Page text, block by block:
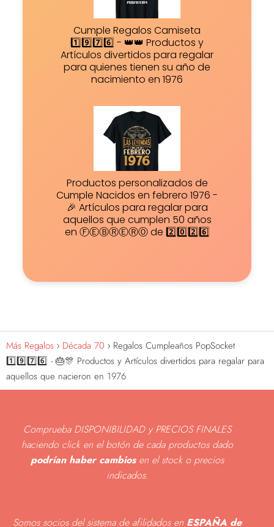
Cumple Regalos Camiseta
1️⃣9️⃣7️⃣6️⃣ - 👑👑 Productos y
Artículos divertidos para regalar
para quienes tienen su año de
nacimiento en 1976
Productos personalizados de
Cumple Nacidos en febrero 1976 -
🎉 Artículos para regalar para
aquellos que cumplen 50 años
en ⒻⒺⒷⓇⒺⓇⓄ de 2️⃣0️⃣2️⃣6️⃣
Más Regalos Década 70
Regalos Cumpleaños PopSocket
1️⃣9️⃣7️⃣6️⃣ - 🎂🎊 Productos y Artículos divertidos para regalar para
aquellos que nacieron en 1976
Comprueba DISPONIBILIDAD y PRECIOS FINALES
haciendo click en el botón de cada productos dado
podrían haber cambiosen el stock o precios
indicados.
Somos socios del sistema de afilidados en ESPAÑA de